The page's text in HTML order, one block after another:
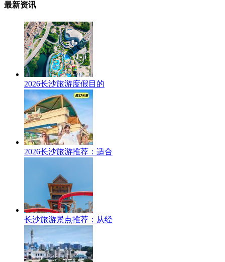
最新资讯
2026长沙旅游度假目的
2026长沙旅游推荐：适合
长沙旅游景点推荐：从经